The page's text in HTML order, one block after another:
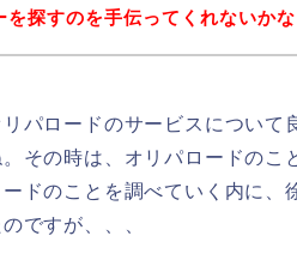
を探すのを手伝ってくれないかな
パロードのサービスについて
その時は、オリパロードのこ
ドのことを調べていく内に、
ですが、、、